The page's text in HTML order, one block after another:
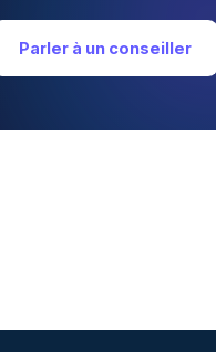
Parler à un conseiller